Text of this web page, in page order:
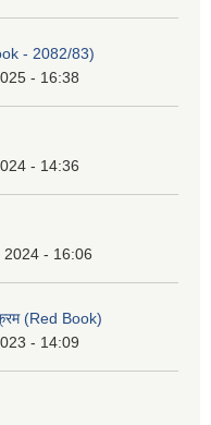
- 2082/83)
- 16:38
- 14:36
2024 - 16:06
(Red Book)
- 14:09